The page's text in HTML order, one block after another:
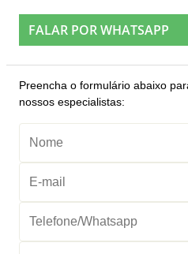
FALAR POR WHATSAPP
Preencha o formulário abaixo
nossos especialistas: